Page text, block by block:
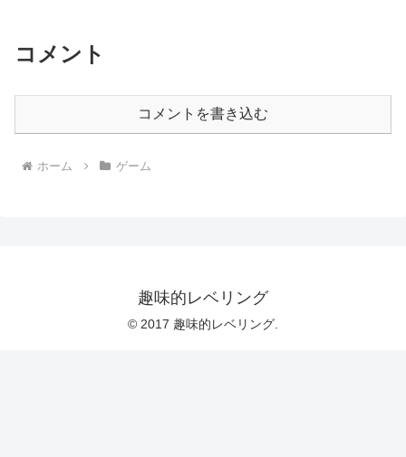
コメント
コメントを書き込む
ホーム ゲーム
趣味的レベリング
© 2017 趣味的レベリング.